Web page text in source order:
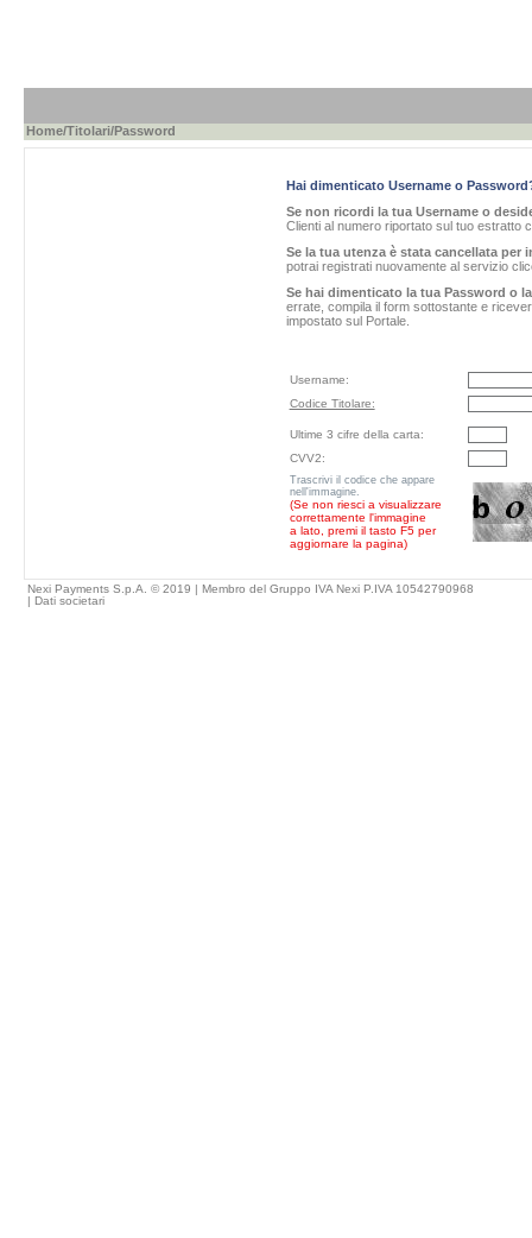
Home/Titolari/Password
Hai dimenticato Username o
Se non ricordi la tua Username o
Clienti al numero riportato sul tuo estratto
Se la tua utenza è stata cancellata per
potrai registrati nuovamente al servizio
Se hai dimenticato la tua Password o
errate, compila il form sottostante e
impostato sul Portale.
Username:
Codice Titolare:
Ultime 3 cifre della carta:
CVV2:
Trascrivi il codice che appare
nell'immagine.
(Se non riesci a visualizzare
correttamente l'immagine
a lato, premi il tasto F5 per
aggiornare la pagina)
Nexi Payments S.p.A. © 2019 | Membro del Gruppo IVA Nexi P.IVA 10542790968
| Dati societari